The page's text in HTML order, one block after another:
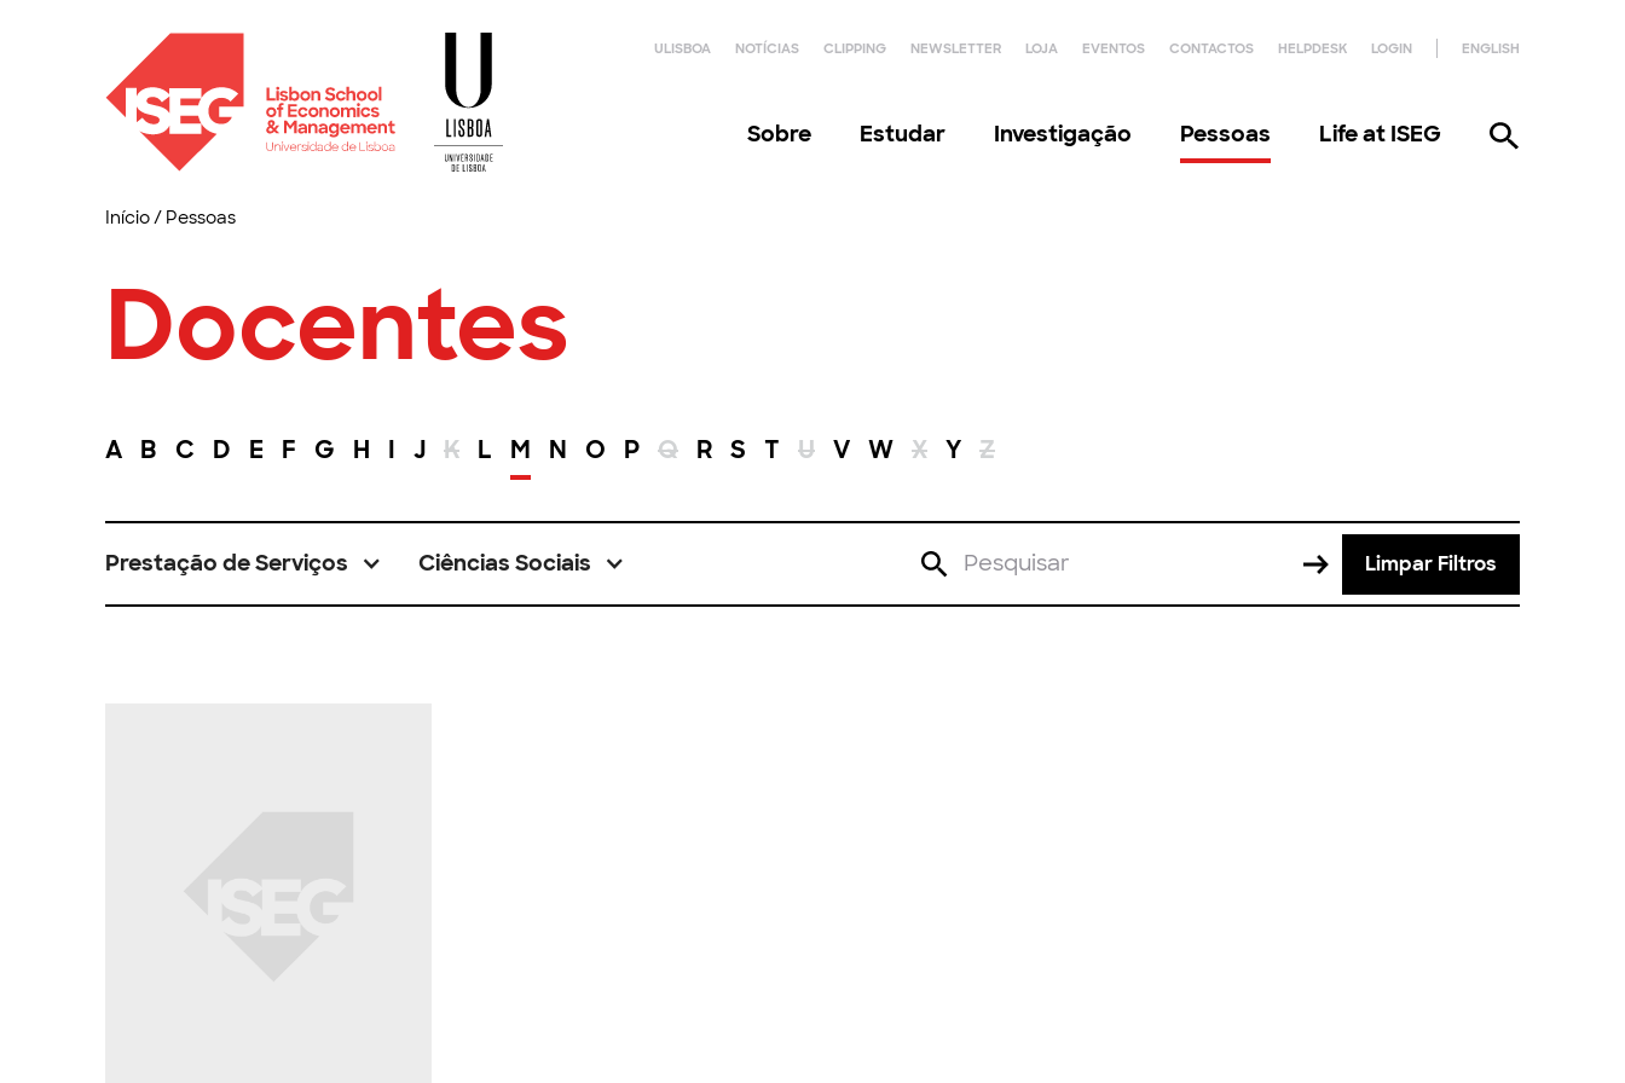
ULISBOA NOTÍCIAS CLIPPING NEWSLETTER LOJA EVENTOS CONTACTOS HELPDESK LOGIN ENGLISH
Sobre Estudar Investigação Pessoas Life at ISEG
Início/ Pessoas
Docentes
A B C D E F G H I J K L M N O P Q R S T U V W X Y Z
Prestação de Serviços Ciências Sociais Limpar Filtros